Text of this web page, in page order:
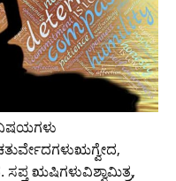
ಋಷಿಗಳುವಿಶ್ವಾಮಿತ್ರ,